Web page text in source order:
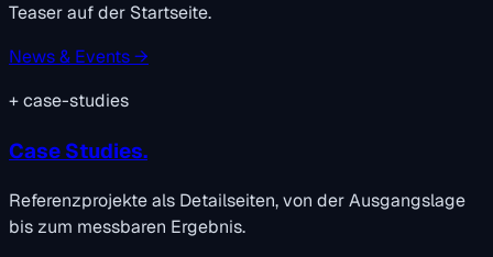
Teaser auf der Startseite.
News & Events →
+case-studies
Case Studies.
Referenzprojekte als Detailseiten, von der Ausgangslage
bis zum messbaren Ergebnis.